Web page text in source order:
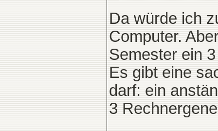
Da würde ich
Computer.
Semester ein
Es gibt eine
darf: ein
3